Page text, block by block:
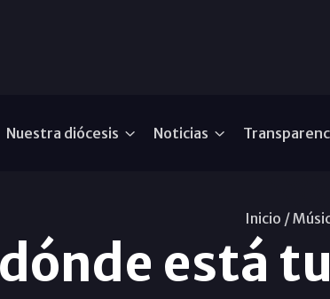
Nuestra diócesis Noticias
Inicio /
está